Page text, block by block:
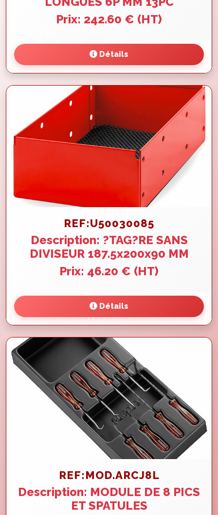
Prix: 242.60 € (HT)
Détails
REF:U50030085
Description: ?TAG?RE SANS
DIVISEUR 187.5x200x90 MM
Prix: 46.20 € (HT)
Détails
REF:MOD.ARCJ8L
Description: MODULE DE 8 PICS
ET SPATULES